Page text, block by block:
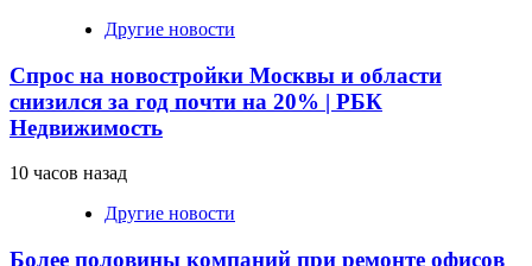
Другие новости
Спрос на новостройки Москвы и области
снизился за год почти на 20% | РБК
Недвижимость
10 часов назад
Другие новости
Более половины компаний при ремонте офисов